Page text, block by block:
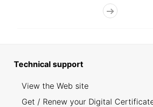
Technical support
View the Web site
Get / Renew your Digital